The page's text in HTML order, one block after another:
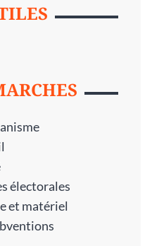
électorales
et matériel